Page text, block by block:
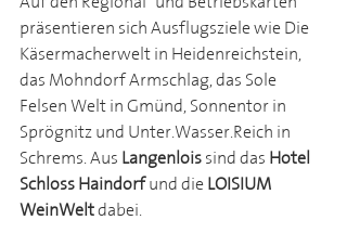
präsentieren sich Ausflugsziele wie Die
Käsermacherwelt in Heidenreichstein,
das Mohndorf Armschlag, das Sole
Felsen Welt in Gmünd, Sonnentor in
Sprögnitz und Unter.Wasser.Reich in
Schrems. Aus Langenlois sind das Hotel
Schloss Haindorf und die LOISIUM
WeinWelt dabei.